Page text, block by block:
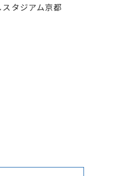
タジアム京都